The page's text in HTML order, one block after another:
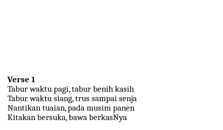
Verse 1
Tabur waktu pagi, tabur benih kasih
Tabur waktu siang, trus sampai senja
Nantikan tuaian, pada musim panen
Kitakan bersuka, bawa berkasNya